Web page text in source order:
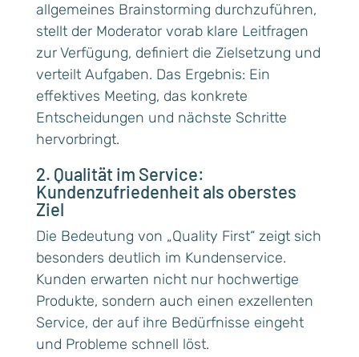
allgemeines Brainstorming durchzuführen,
stellt der Moderator vorab klare Leitfragen
zur Verfügung, definiert die Zielsetzung und
verteilt Aufgaben. Das Ergebnis: Ein
effektives Meeting, das konkrete
Entscheidungen und nächste Schritte
hervorbringt.
2. Qualität im Service:
Kundenzufriedenheit als oberstes
Ziel
Die Bedeutung von „Quality First“ zeigt sich
besonders deutlich im Kundenservice.
Kunden erwarten nicht nur hochwertige
Produkte, sondern auch einen exzellenten
Service, der auf ihre Bedürfnisse eingeht
und Probleme schnell löst.